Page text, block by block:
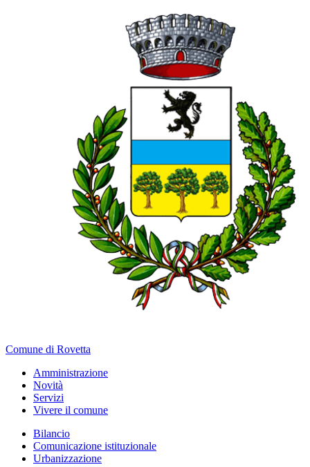
Comune di Rovetta
Amministrazione
Novità
Servizi
Vivere il comune
Bilancio
Comunicazione istituzionale
Urbanizzazione